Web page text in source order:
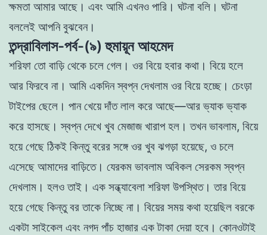
ক্ষমতা আমার আছে। এবং আমি এখনও পারি। ঘটনা বলি। ঘটনা
বললেই আপনি বুঝবেন।
তন্দ্রাবিলাস-পর্ব-(৯) হুমায়ূন আহমেদ
শরিফা তাে বাড়ি থেকে চলে গেল। ওর বিয়ে হবার কথা। বিয়ে হলে
আর ফিরবে না। আমি একদিন স্বপ্ন দেখলাম ওর বিয়ে হচ্ছে। চেংড়া
টাইপের ছেলে। পান খেয়ে দাঁত লাল করে আছে—আর ভ্যাক ভ্যাক
করে হাসছে। স্বপ্ন দেখে খুব মেজাজ খারাপ হল। তখন ভাবলাম, বিয়ে
হয়ে গেছে ঠিকই কিন্তু বরের সঙ্গে ওর খুব ঝগড়া হয়েছে, ও চলে
এসেছে আমাদের বাড়িতে। যেরকম ভাবলাম অবিকল সেরকম স্বপ্ন
দেখলাম। হলও তাই। এক সন্ধ্যাবেলা শরিফা উপস্থিত। তার বিয়ে
হয়ে গেছে কিন্তু বর তাকে নিচ্ছে না। বিয়ের সময় কথা হয়েছিল বরকে
একটা সাইকেল এবং নগদ পাঁচ হাজার এক টাকা দেয়া হবে। কোনওটাই